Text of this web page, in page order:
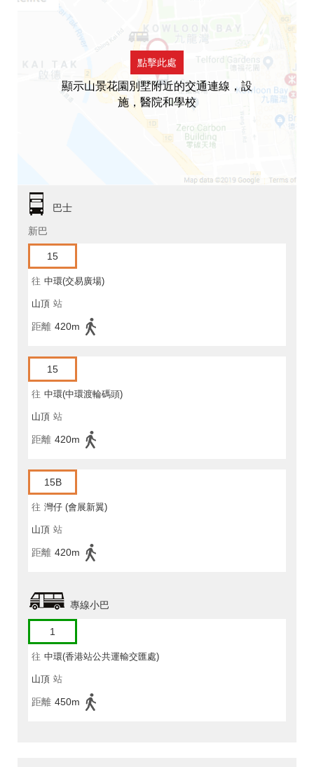
點擊此處
顯示山景花園別墅附近的交通連線，設
施，醫院和學校
巴士
新巴
15
往 中環(交易廣場)
山頂 站
距離 420m
15
往 中環(中環渡輪碼頭)
山頂 站
距離 420m
15B
往 灣仔 (會展新翼)
山頂 站
距離 420m
專線小巴
1
往 中環(香港站公共運輸交匯處)
山頂 站
距離 450m